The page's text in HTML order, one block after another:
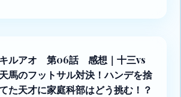
キルアオ 第06話 感想｜十三vs
天馬のフットサル対決！ハンデを捨
た天才に家庭科部はどう挑む！？